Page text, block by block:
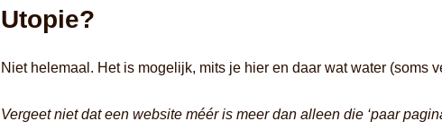
Utopie?
Niet helemaal. Het is mogelijk, mits je hier en daar wat water (soms
Vergeet niet dat een website méér is meer dan alleen die ‘paar